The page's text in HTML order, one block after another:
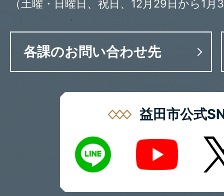
（土曜・日曜日、祝日、12月29日から1月
各課のお問い合わせ先
益田市公式
LINE
Youtube X